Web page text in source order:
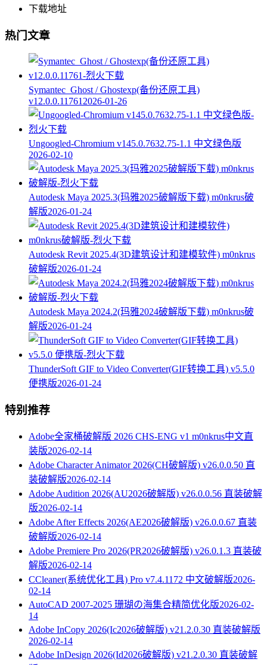
下载地址
热门文章
Symantec_Ghost / Ghostexp(备份还原工具)
v12.0.0.11761 2026-01-26
Ungoogled-Chromium v145.0.7632.75-1.1 中文绿色版
2026-02-10
Autodesk Maya 2025.3(玛雅2025破解版下载) m0nkrus破
解版2026-01-24
Autodesk Revit 2025.4(3D建筑设计和建模软件) m0nkrus
破解版2026-01-24
Autodesk Maya 2024.2(玛雅2024破解版下载) m0nkrus破
解版2026-01-24
ThunderSoft GIF to Video Converter(GIF转换工具) v5.5.0
便携版2026-01-24
特别推荐
Adobe全家桶破解版 2026 CHS-ENG v1 m0nkrus中文直
装版2026-02-14
Adobe Character Animator 2026(CH破解版) v26.0.0.50 直
装破解版2026-02-14
Adobe Audition 2026(AU2026破解版) v26.0.0.56 直装破解
版2026-02-14
Adobe After Effects 2026(AE2026破解版) v26.0.0.67 直装
破解版2026-02-14
Adobe Premiere Pro 2026(PR2026破解版) v26.0.1.3 直装破
解版2026-02-14
CCleaner(系统优化工具) Pro v7.4.1172 中文破解版2026-
02-14
AutoCAD 2007-2025 珊瑚の海集合精简优化版2026-02-
14
Adobe InCopy 2026(Ic2026破解版) v21.2.0.30 直装破解版
2026-02-14
Adobe InDesign 2026(Id2026破解版) v21.2.0.30 直装破解